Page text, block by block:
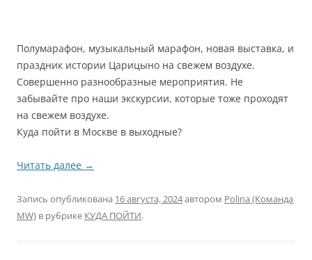
Полумарафон, музыкальный марафон, новая выставка, и
праздник истории Царицыно на свежем воздухе.
Совершенно разнообразные мероприятия. Не
забывайте про наши экскурсии, которые тоже проходят
на свежем воздухе.
Куда пойти в Москве в выходные?
Читать далее →
Запись опубликована 16 августа, 2024автором Polina (Команда
MW) в рубрике КУДА ПОЙТИ.